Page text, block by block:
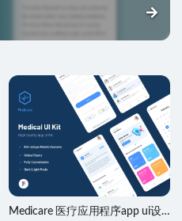
Medicare 医疗应用程序app ui设